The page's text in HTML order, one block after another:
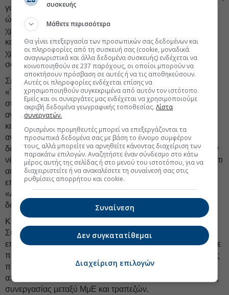
για ενημέρωση και εκπαίδευση των μικρών επιχειρήσεων
ώστε να μπορέσουν να επωφεληθούν των δυνατοτήτων
χρηματοδότησης που παρουσιάζει το τραπεζικό σύστημα,
καθώς τα στατιστικά δείχνουν ότι το ποσοστό
χρηματοδότησης που αντλούν για επενδύσεις, υπολείπεται
σαφώς του ευρωπαϊκού μέσου όρου.
Σε ερώτημα αναφορικά μετη «δεύτερη ευκαιρία»
«Τειρεσία», επισημάνθηκε πως ναι μεν η πιστοληπτική
συμπεριφορά του οφειλέτη στο παρελθόν δεν μπορεί να
αγνοηθεί, ειδικά όταν πρόκειται για στρατηγικούς
κακοπληρωτές, ωστόσο για οφειλέτες που στο παρελθόν
αντιμετώπισαν συγκυριακές δυσκολίες εξυπηρέτησης του
δανεισμού τους, οι Τράπεζες είναι έτοιμες να υποστηρίξουν
νέες επιχειρηματικές προσπάθειες, υπό την προϋπόθεση ότι
αυτές βασίζονται σε ρεαλιστικά και τεκμηριωμένα
επιχειρηματικά σχέδια. Επιπλέον, τονίστηκε η σημασία του
«Λευκού Τειρεσία», στη διαμόρφωση του θετικού
δανειοληπτικού προφίλ των επιχειρήσεων.
Κλείνοντας την εκδήλωση, ο Πρόεδρος του Διοικητικού
Συμβουλίου του ΣΕΒ κ. Σπύρος Θεοδωρόπουλος
επαναβεβαίωσε την πρόθεση του Συνδέσμου να εστιάσει σε
πρωτοβουλίες ενημέρωσης των μελών του, διατυπώνοντας
παράλληλα την ελπίδα η προχθεσινή συζήτηση να
αποτελέσει ευκαιρία για ενίσχυση της εμπιστοσύνης και της
συνεργασίας μεταξύ ΜμΕ και τραπεζών.
συσκευής
Μάθετε περισσότερα
Θα γίνει επεξεργασία των προσωπικών σας δεδομένων και
οι πληροφορίες από τη συσκευή σας (cookie, μοναδικά
αναγνωριστικά και άλλα δεδομένα συσκευής) ενδέχεται να
κοινοποιηθούν σε 237 παρόχους, οι οποίοι μπορούν να
αποκτήσουν πρόσβαση σε αυτές ή να τις αποθηκεύσουν.
Αυτές οι πληροφορίες ενδέχεται επίσης να
χρησιμοποιηθούν συγκεκριμένα από αυτόν τον ιστότοπο.
Εμείς και οι συνεργάτες μας ενδέχεται να χρησιμοποιούμε
ακριβή δεδομένα γεωγραφικής τοποθεσίας.Λίστα
συνεργατών.
Ορισμένοι προμηθευτές μπορεί να επεξεργάζονται τα
προσωπικά δεδομένα σας με βάση το έννομο συμφέρον
τους, αλλά μπορείτε να αρνηθείτε κάνοντας διαχείριση των
παρακάτω επιλογών. Αναζητήστε έναν σύνδεσμο στο κάτω
μέρος αυτής της σελίδας ή στο μενού του ιστοτόπου, για να
διαχειριστείτε ή να ανακαλέσετε τη συναίνεσή σας στις
ρυθμίσεις απορρήτου και cookie.
Συναίνεση
Δεν συγκατατίθεμαι
Διαχείριση επιλογών